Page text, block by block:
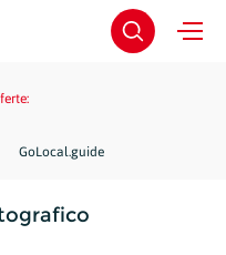
GoLocal.guide